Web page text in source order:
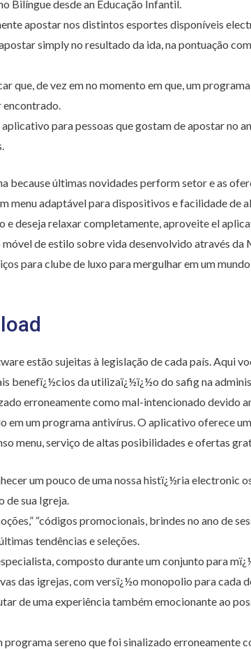
Bilíngue desde an Educação Infantil.
apostar nos distintos esportes disponíveis
simply no resultado da ida, na pontuação
que, de vez em no momento em que, um
encontrado.
para pessoas que gostam de apostar no
because últimas novidades perform setor e as
menu adaptável para dispositivos e facilidade de
e deseja relaxar completamente, aproveite el
de estilo sobre vida desenvolvido através da
para clube de luxo para mergulhar em um
estão sujeitas à legislação de cada país. Aqui
benefï¿½cios da utilizaï¿½ï¿½o do safig na
erroneamente como mal-intencionado devido
em um programa antivírus. O aplicativo oferece
menu, serviço de altas posibilidades e ofertas
um pouco de uma nossa histï¿½ria electronic
de sua Igreja.
“códigos promocionais, brindes no ano de
tendências e seleções.
composto durante um conjunto para
das igrejas, com versï¿½o monopolio para cada
de uma experiência também emocionante ao
sereno que foi sinalizado erroneamente